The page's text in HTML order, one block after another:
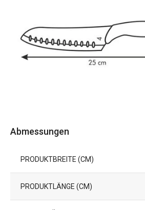
Abmessungen
PRODUKTBREITE (CM)
PRODUKTLÄNGE (CM)